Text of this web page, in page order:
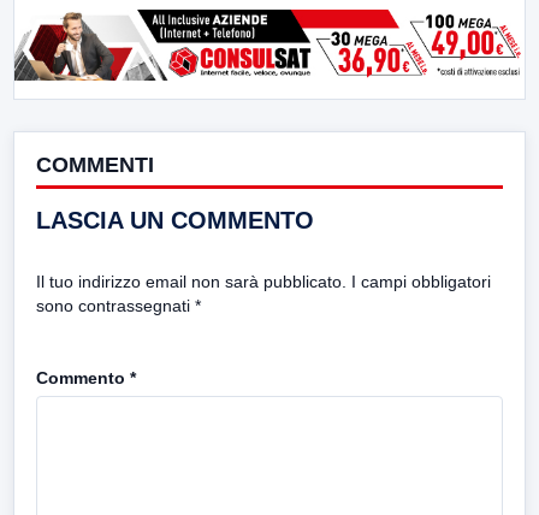
COMMENTI
LASCIA UN COMMENTO
Il tuo indirizzo email non sarà pubblicato. I campi obbligatori
sono contrassegnati *
Commento *